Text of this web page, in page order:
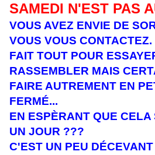
SAMEDI N'EST PAS
VOUS AVEZ ENVIE DE
VOUS VOUS CONTACTEZ.
FAIT TOUT POUR
RASSEMBLER MAIS
FAIRE AUTREMENT EN
FERMÉ...
EN ESPÈRANT QUE CELA
UN JOUR ???
C'EST UN PEU